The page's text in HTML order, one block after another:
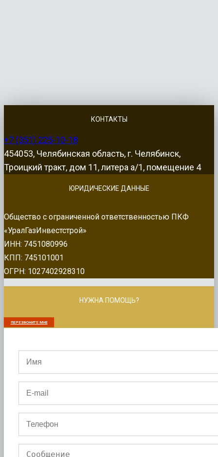
КОНТАКТЫ
+7 (351) 225-10-18
454053, Челябинская область, г. Челябинск,
Троицкий тракт, дом 11, литера а/1, помещение 4
ЮРИДИЧЕСКИЕ ДАННЫЕ
Общество с ограниченной ответственностью ПКФ
«УралГазИнвестстрой»
ИНН: 7451080996
КПП: 745101001
ОГРН: 1027402928310
НУЖНА ПОМОЩЬ?
ПЕРЕЗВОНИТЕ МНЕ